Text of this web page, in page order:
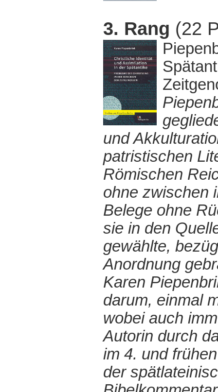
3. Rang (22
und
patristischen
Römischen
ohne zwischen
Belege ohne
sie in den
gewählte,
Anordnung
Karen
darum, einmal
wobei auch
Autorin durch
im 4. und
der